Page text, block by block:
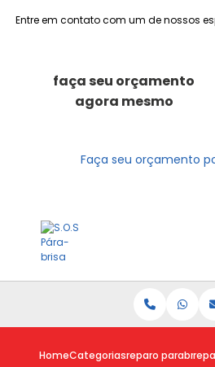
Entre em contato com um de nossos
faça seu orçamento
agora mesmo
Faça seu orçamento
HomeCategoriasreparo parabrisas